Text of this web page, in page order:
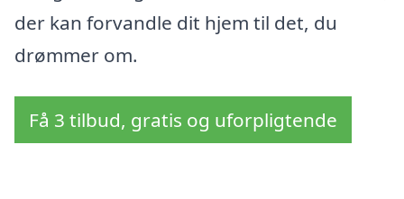
der kan forvandle dit hjem til det, du
drømmer om.
Få 3 tilbud, gratis og uforpligtende